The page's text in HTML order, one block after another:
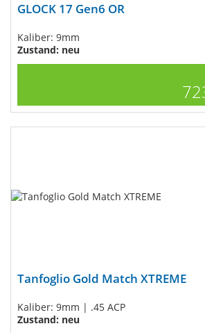
GLOCK 17 Gen6 OR
Kaliber: 9mm
Zustand: neu
Tanfoglio Gold Match XTREME
Kaliber: 9mm | .45 ACP
Zustand: neu